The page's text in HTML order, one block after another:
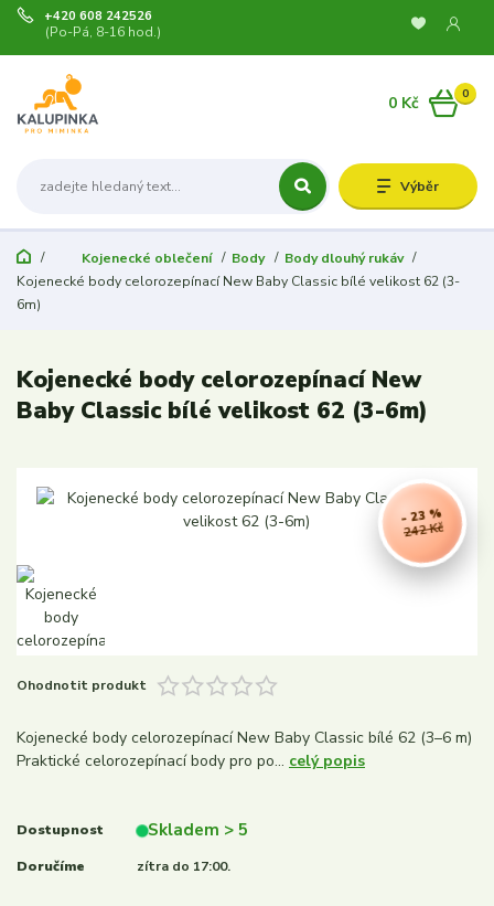
Výběr
+420 608 242526
(Po-Pá, 8-16 hod.)
0
0 Kč
Kojenecké oblečení Body
Body dlouhý rukáv
Kojenecké body celorozepínací New Baby Classic bílé velikost 62 (3-
6m)
Kojenecké body celorozepínací New
Baby Classic bílé velikost 62 (3-6m)
242 Kč
- 23 %
Ohodnotit produkt
Kojenecké body celorozepínací New Baby Classic bílé 62 (3–6 m)
Praktické celorozepínací body pro po... celý popis
Dostupnost Skladem > 5
Doručíme zítra do 17:00.